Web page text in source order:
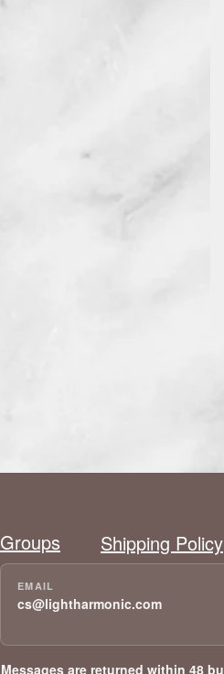
Shipping Policy
Groups
cs@lightharmonic.com